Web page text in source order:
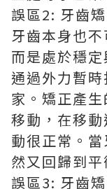
誤區2: 牙齒
牙齒本身也
而是處於穩
通過外力暫
家。矯正產
移動，在移
動很正常。
然又回歸到
誤區3: 牙齒